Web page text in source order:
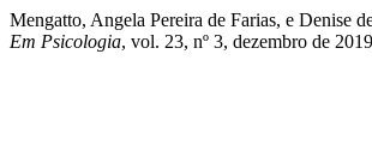
Mengatto, Angela Pereira de Farias, e Denise
Em Psicologia, vol. 23, nº 3, dezembro de